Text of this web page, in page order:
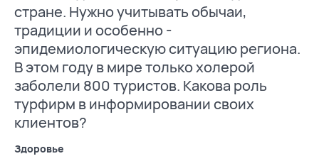
стране. Нужно учитывать обычаи,
традиции и особенно -
эпидемиологическую ситуацию региона.
В этом году в мире только холерой
заболели 800 туристов. Какова роль
турфирм в информировании своих
клиентов?
Здоровье